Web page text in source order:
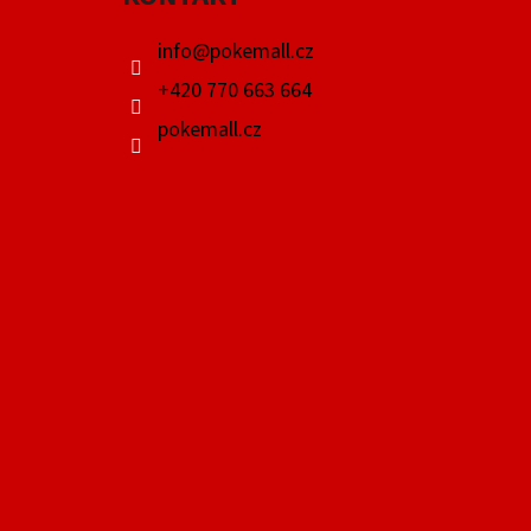
info@pokemall.cz
+420 770 663 664
pokemall.cz